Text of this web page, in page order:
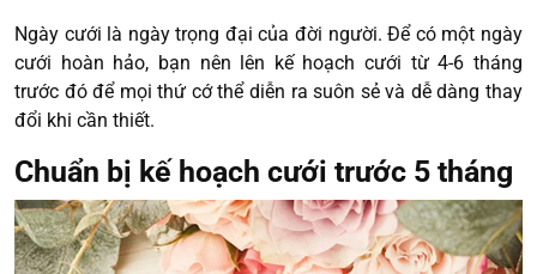
Ngày cưới là ngày trọng đại của đời người. Để có một ngày
cưới hoàn hảo, bạn nên lên kế hoạch cưới từ 4-6 tháng
trước đó để mọi thứ cớ thể diễn ra suôn sẻ và dễ dàng thay
đổi khi cần thiết.
Chuẩn bị kế hoạch cưới trước 5 tháng